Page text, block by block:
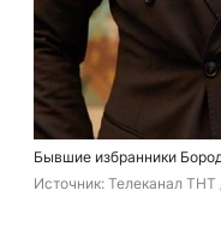
Бывшие избранники
Источник: Телеканал ТНТ